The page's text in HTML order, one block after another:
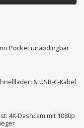
Pocket unabdingbar
& USB-C-Kabel
4K-Dashcam mit 1080p